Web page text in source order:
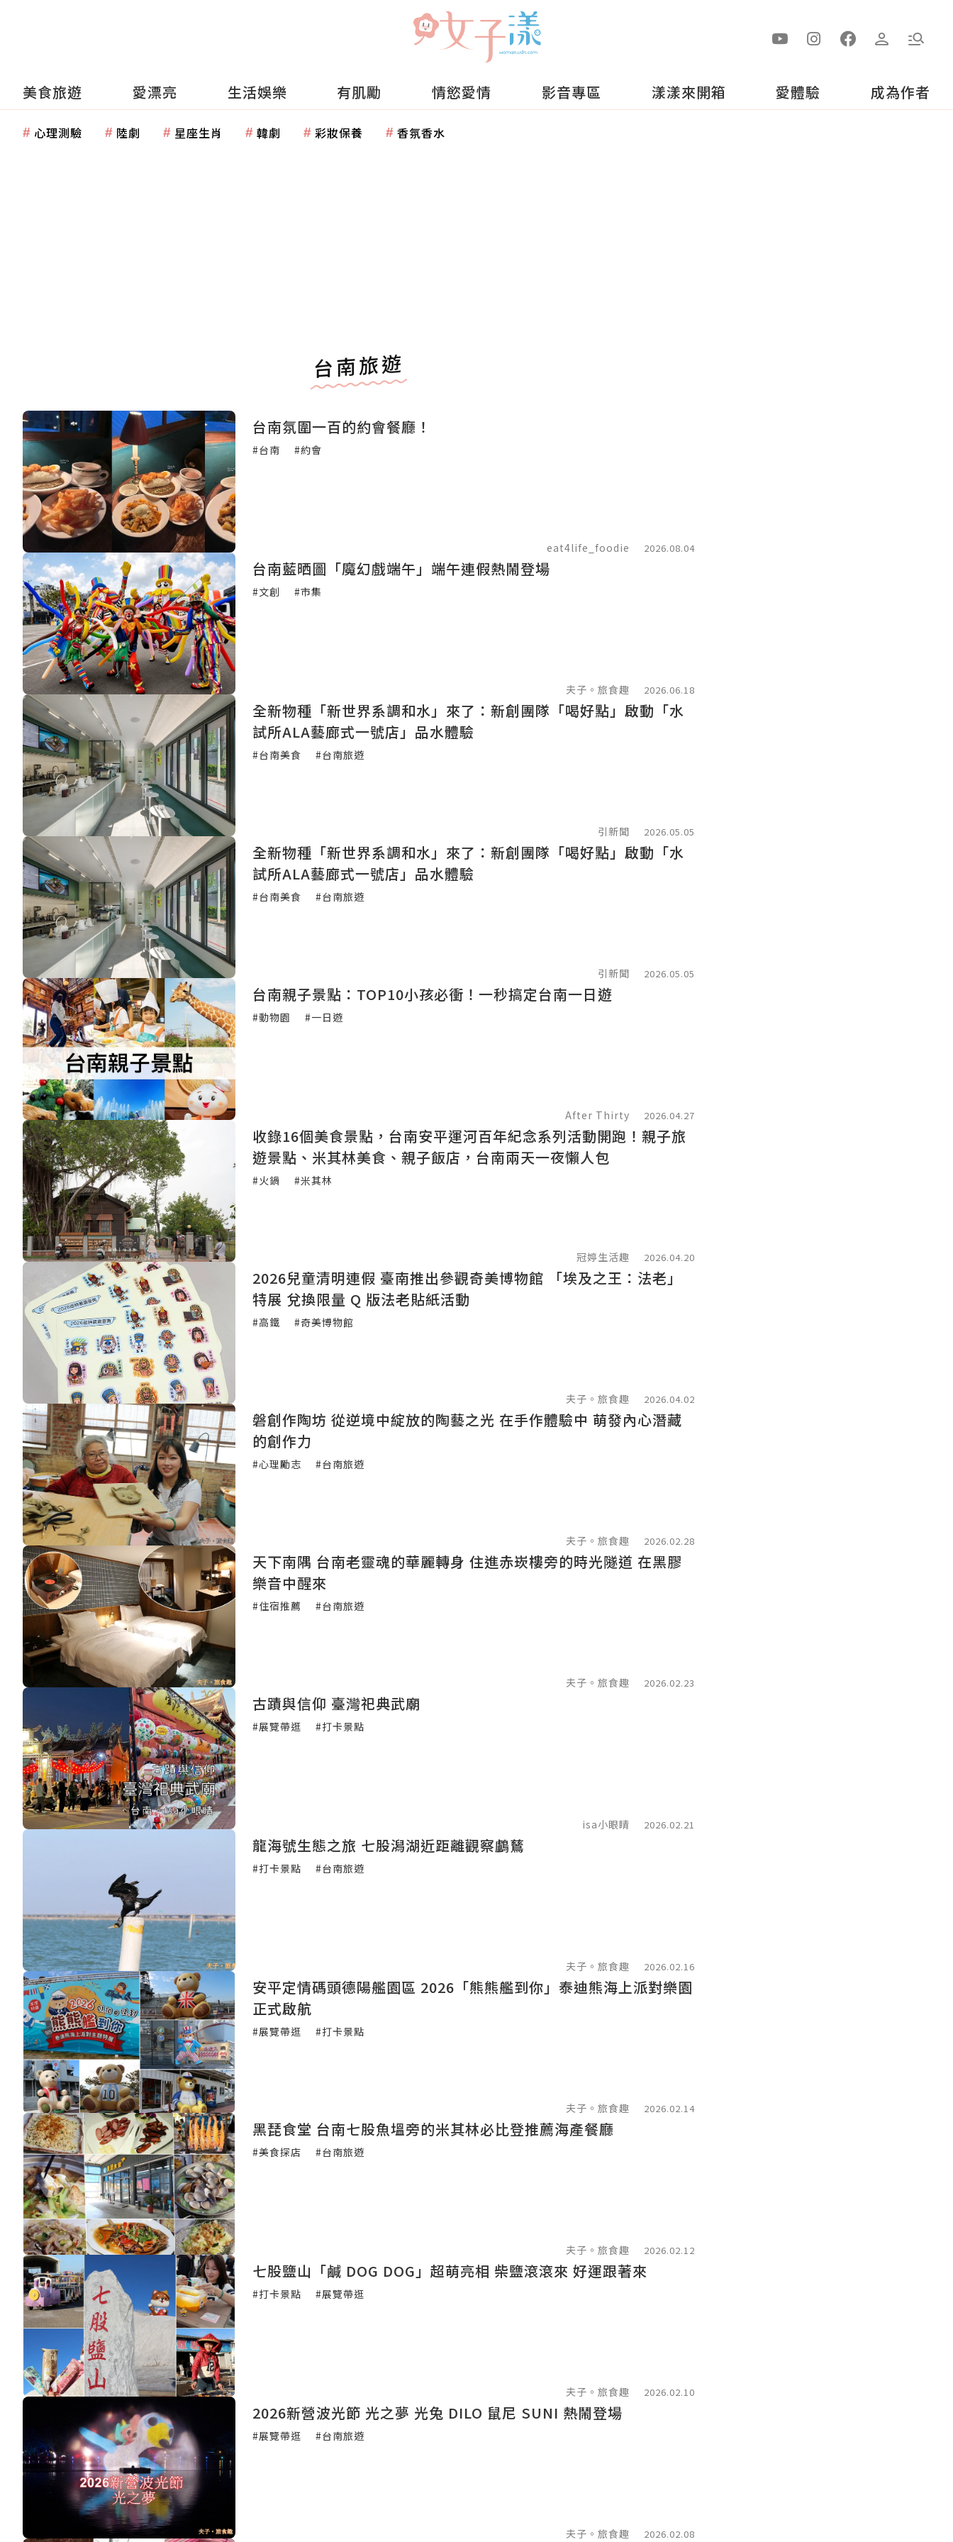
美食旅遊 愛漂亮 生活娛樂 有肌勵 情慾愛情 影音專區 漾漾來開箱 愛體驗 成為作者
心理測驗 陸劇 星座生肖 韓劇 彩妝保養 香氛香水
台南旅遊
台南氛圍一百的約會餐廳！
#台南 #約會
eat4life_foodie 2026.08.04
台南藍晒圖「魔幻戲端午」端午連假熱鬧登場
#文創 #市集
夫子。旅食趣 2026.06.18
全新物種「新世界系調和水」來了：新創團隊「喝好點」啟動「水
試所ALA藝廊式一號店」品水體驗
#台南美食 #台南旅遊
引新聞 2026.05.05
全新物種「新世界系調和水」來了：新創團隊「喝好點」啟動「水
試所ALA藝廊式一號店」品水體驗
#台南美食 #台南旅遊
引新聞 2026.05.05
台南親子景點：TOP10小孩必衝！一秒搞定台南一日遊
#動物園 #一日遊
After Thirty 2026.04.27
收錄16個美食景點，台南安平運河百年紀念系列活動開跑！親子旅
遊景點、米其林美食、親子飯店，台南兩天一夜懶人包
#火鍋 #米其林
冠婷生活趣 2026.04.20
2026兒童清明連假 臺南推出參觀奇美博物館 「埃及之王：法老」
特展 兌換限量 Q 版法老貼紙活動
#高鐵 #奇美博物館
夫子。旅食趣 2026.04.02
磐創作陶坊 從逆境中綻放的陶藝之光 在手作體驗中 萌發內心潛藏
的創作力
#心理勵志 #台南旅遊
夫子。旅食趣 2026.02.28
天下南隅 台南老靈魂的華麗轉身 住進赤崁樓旁的時光隧道 在黑膠
樂音中醒來
#住宿推薦 #台南旅遊
夫子。旅食趣 2026.02.23
古蹟與信仰 臺灣祀典武廟
#展覽帶逛 #打卡景點
isa小眼睛 2026.02.21
龍海號生態之旅 七股潟湖近距離觀察鸕鶿
#打卡景點 #台南旅遊
夫子。旅食趣 2026.02.16
安平定情碼頭德陽艦園區 2026「熊熊艦到你」泰迪熊海上派對樂園
正式啟航
#展覽帶逛 #打卡景點
夫子。旅食趣 2026.02.14
黑琵食堂 台南七股魚塭旁的米其林必比登推薦海產餐廳
#美食探店 #台南旅遊
夫子。旅食趣 2026.02.12
七股鹽山「鹹 DOG DOG」超萌亮相 柴鹽滾滾來 好運跟著來
#打卡景點 #展覽帶逛
夫子。旅食趣 2026.02.10
2026新營波光節 光之夢 光兔 DILO 鼠尼 SUNI 熱鬧登場
#展覽帶逛 #台南旅遊
夫子。旅食趣 2026.02.08